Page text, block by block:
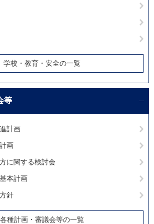
学校・教育・安全の一覧
等
計画
画
に関する検討会
本計画
針
各種計画・審議会等の一覧